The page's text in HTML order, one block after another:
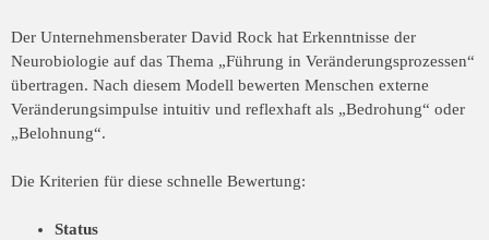
Der Unternehmensberater David Rock hat Erkenntnisse der
Neurobiologie auf das Thema „Führung in Veränderungsprozessen“
übertragen. Nach diesem Modell bewerten Menschen externe
Veränderungsimpulse intuitiv und reflexhaft als „Bedrohung“ oder
„Belohnung“.
Die Kriterien für diese schnelle Bewertung:
Status